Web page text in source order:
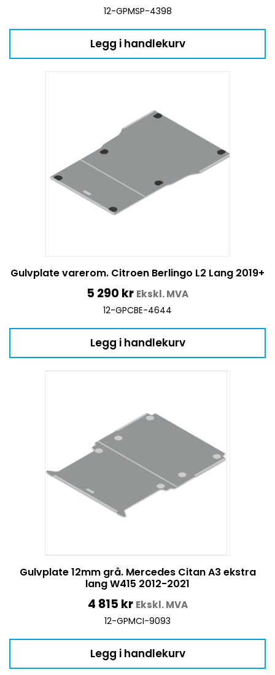
12-GPMSP-4398
Legg i handlekurv
Gulvplate varerom. Citroen Berlingo L2 Lang 2019+
5 290 kr Ekskl. MVA
12-GPCBE-4644
Legg i handlekurv
Gulvplate 12mm grå. Mercedes Citan A3 ekstra
lang W415 2012-2021
4 815 kr Ekskl. MVA
12-GPMCI-9093
Legg i handlekurv